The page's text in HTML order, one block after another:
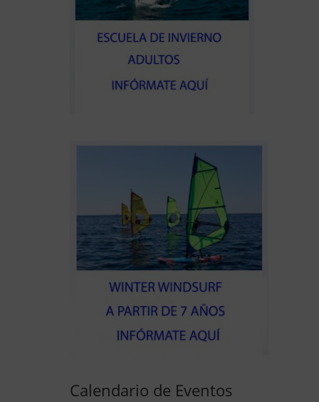
Calendario de Eventos